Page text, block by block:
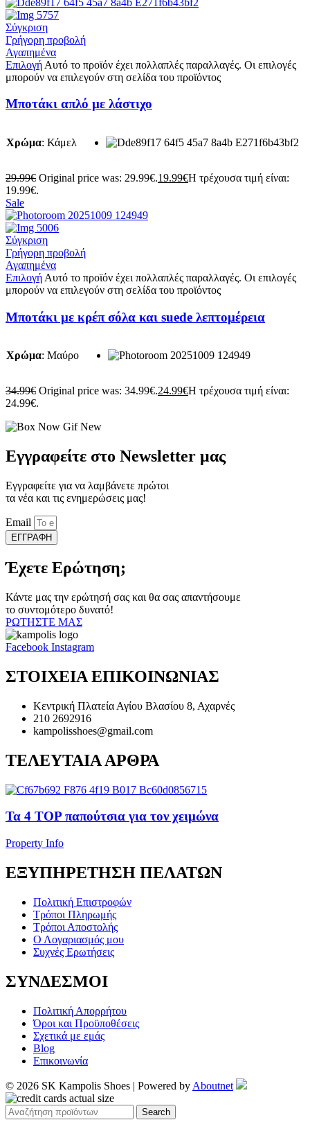
Σύγκριση
Γρήγορη προβολή
Αγαπημένα
Επιλογή Αυτό το προϊόν έχει πολλαπλές παραλλαγές. Οι επιλογές
μπορούν να επιλεγούν στη σελίδα του προϊόντος
Μποτάκι απλό με λάστιχο
Χρώμα: Κάμελ
29.99€ Original price was: 29.99€.19.99€Η τρέχουσα τιμή είναι:
19.99€.
Sale
Σύγκριση
Γρήγορη προβολή
Αγαπημένα
Επιλογή Αυτό το προϊόν έχει πολλαπλές παραλλαγές. Οι επιλογές
μπορούν να επιλεγούν στη σελίδα του προϊόντος
Μποτάκι με κρέπ σόλα και suede λεπτομέρεια
Χρώμα: Μαύρο
34.99€ Original price was: 34.99€.24.99€Η τρέχουσα τιμή είναι:
24.99€.
Εγγραφείτε στο Newsletter μας
Εγγραφείτε για να λαμβάνετε πρώτοι
τα νέα και τις ενημερώσεις μας!
Email
ΕΓΓΡΑΦΗ
Έχετε Ερώτηση;
Κάντε μας την ερώτησή σας και θα σας απαντήσουμε
το συντομότερο δυνατό!
ΡΩΤΗΣΤΕ ΜΑΣ
Facebook Instagram
ΣΤΟΙΧΕΙΑ ΕΠΙΚΟΙΝΩΝΙΑΣ
Κεντρική Πλατεία Αγίου Βλασίου 8, Αχαρνές
210 2692916
kampolisshoes@gmail.com
ΤΕΛΕΥΤΑΙΑ ΑΡΘΡΑ
Τα 4 TOP παπούτσια για τον χειμώνα
Property Info
ΕΞΥΠΗΡΕΤΗΣΗ ΠΕΛΑΤΩΝ
Πολιτική Επιστροφών
Τρόποι Πληρωμής
Τρόποι Αποστολής
Ο Λογαριασμός μου
Συχνές Ερωτήσεις
ΣΥΝΔΕΣΜΟΙ
Πολιτική Απορρήτου
Όροι και Προϋποθέσεις
Σχετικά με εμάς
Blog
Επικοινωνία
© 2026 SK Kampolis Shoes | Powered by Aboutnet
Search